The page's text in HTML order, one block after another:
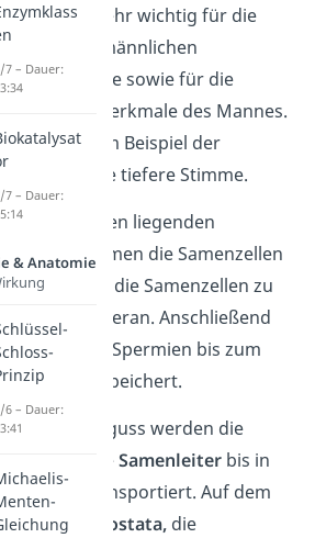
Hormon ist sehr wichtig für die
der männlichen
sowie für die
Körpermerkmale des Mannes.
gehören zum Beispiel der
und die tiefere Stimme.
den Hoden liegenden
nehmen die Samenzellen
wachsen die Samenzellen zu
Spermien
heran. Anschließend
die reifen Spermien bis zum
gespeichert.
Samenerguss werden die
über dieSamenleiter bis in
transportiert. Auf dem
geben die
Prostata, die
7 – Dauer:
7 – Dauer:
& Anatomie
6 – Dauer: